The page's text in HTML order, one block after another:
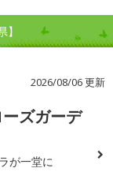
2026/08/06 更新
ズガーデ
が一堂に